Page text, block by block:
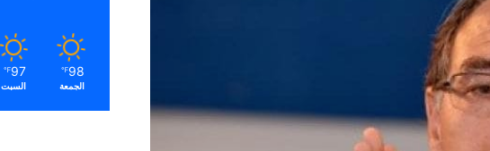
98
℉
الجمعة
97
℉
السبت